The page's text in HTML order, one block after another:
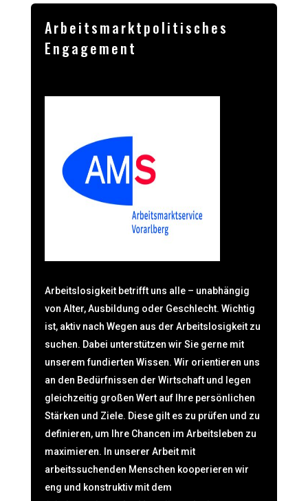
Arbeitsmarktpolitisches
Engagement
Arbeitslosigkeit betrifft uns alle – unabhängig
von Alter, Ausbildung oder Geschlecht. Wichtig
ist, aktiv nach Wegen aus der Arbeitslosigkeit zu
suchen. Dabei unterstützen wir Sie gerne mit
unserem fundierten Wissen. Wir orientieren uns
an den Bedürfnissen der Wirtschaft und legen
gleichzeitig großen Wert auf Ihre persönlichen
Stärken und Ziele. Diese gilt es zu prüfen und zu
definieren, um Ihre Chancen im Arbeitsleben zu
maximieren. In unserer Arbeit mit
arbeitssuchenden Menschen kooperieren wir
eng und konstruktiv mit dem